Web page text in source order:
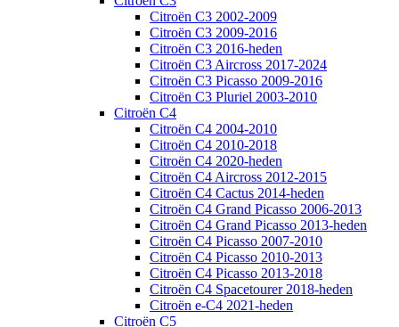
Citroën C3 2002-2009
Citroën C3 2009-2016
Citroën C3 2016-heden
Citroën C3 Aircross 2017-2024
Citroën C3 Picasso 2009-2016
Citroën C3 Pluriel 2003-2010
Citroën C4
Citroën C4 2004-2010
Citroën C4 2010-2018
Citroën C4 2020-heden
Citroën C4 Aircross 2012-2015
Citroën C4 Cactus 2014-heden
Citroën C4 Grand Picasso 2006-2013
Citroën C4 Grand Picasso 2013-heden
Citroën C4 Picasso 2007-2010
Citroën C4 Picasso 2010-2013
Citroën C4 Picasso 2013-2018
Citroën C4 Spacetourer 2018-heden
Citroën e-C4 2021-heden
Citroën C5